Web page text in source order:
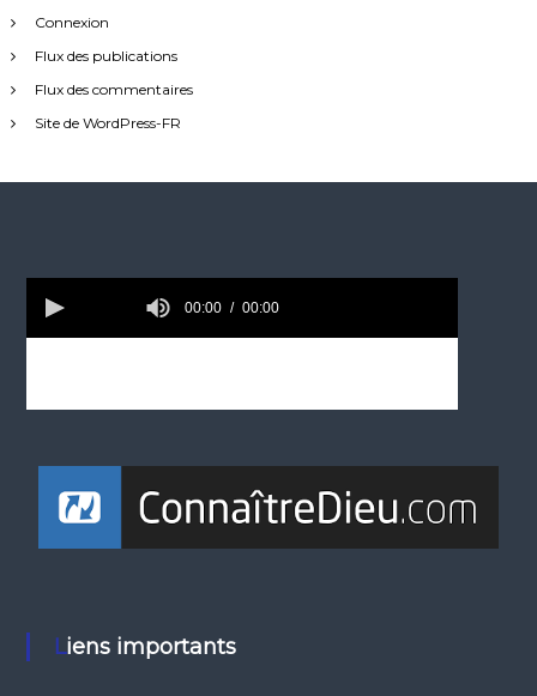
Connexion
Flux des publications
Flux des commentaires
Site de WordPress-FR
Liens importants